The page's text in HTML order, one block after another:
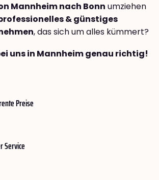
Mannheim nach Bonn umziehen
& günstiges
, das sich um alles kümmert?
uns in Mannheim genau richtig!
Preise
Service